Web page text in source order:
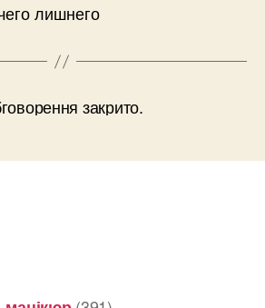
лишнего
закрито.